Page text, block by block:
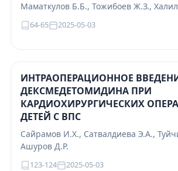
Маматкулов Б.Б., Тожибоев Ж.З.,
64-65 2025-05-03
ИНТРАОПЕРАЦИОННОЕ
ДЕКСМЕДЕТОМИДИНА ПРИ
КАРДИОХИРУРГИЧЕСКИХ
ДЕТЕЙ С ВПС
Сайрамов И.Х., Сатвалдиева Э.А.,
Ашуров Д.Р.
123-124 2025-05-03